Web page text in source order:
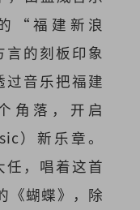
“福建新浪
的刻板印象
过音乐把福建
角落，开启
）新乐章。
任，唱着这首
《蝴蝶》，除